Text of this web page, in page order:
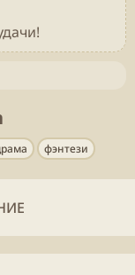
фэнтези